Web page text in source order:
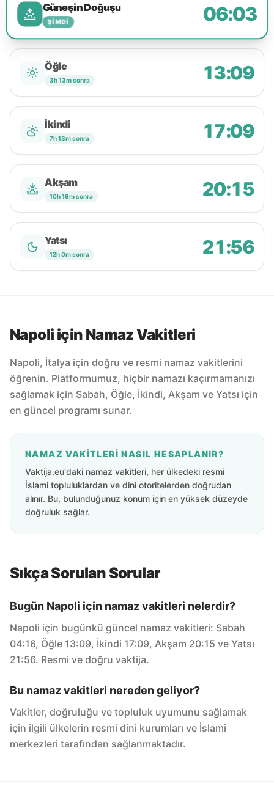
Güneşin Doğuşu
ŞIMDI 06:03
Öğle
3h 13m sonra 13:09
İkindi
7h 13m sonra 17:09
Akşam
10h 19m sonra 20:15
Yatsı
12h 0m sonra 21:56
Napoli için Namaz Vakitleri
Napoli, İtalya için doğru ve resmi namaz vakitlerini
öğrenin. Platformumuz, hiçbir namazı kaçırmamanızı
sağlamak için Sabah, Öğle, İkindi, Akşam ve Yatsı için
en güncel programı sunar.
NAMAZ VAKITLERI NASIL HESAPLANIR?
Vaktija.eu'daki namaz vakitleri, her ülkedeki resmi
İslami topluluklardan ve dini otoritelerden doğrudan
alınır. Bu, bulunduğunuz konum için en yüksek düzeyde
doğruluk sağlar.
Sıkça Sorulan Sorular
Bugün Napoli için namaz vakitleri nelerdir?
Napoli için bugünkü güncel namaz vakitleri: Sabah
04:16, Öğle 13:09, İkindi 17:09, Akşam 20:15 ve Yatsı
21:56. Resmi ve doğru vaktija.
Bu namaz vakitleri nereden geliyor?
Vakitler, doğruluğu ve topluluk uyumunu sağlamak
için ilgili ülkelerin resmi dini kurumları ve İslami
merkezleri tarafından sağlanmaktadır.